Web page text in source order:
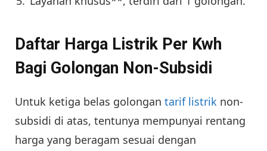
Daftar Harga Listrik Per Kwh
Bagi Golongan Non-Subsidi
Untuk ketiga belas golongan tarif listrik non-
subsidi di atas, tentunya mempunyai rentang
harga yang beragam sesuai dengan